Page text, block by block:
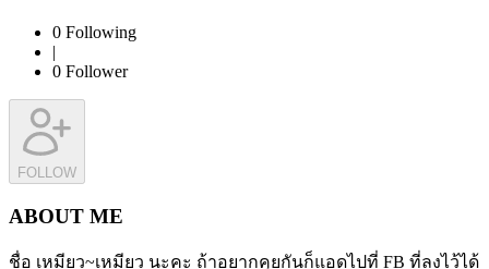
0 Following
|
0 Follower
FOLLOW
ABOUT ME
ชื่อ เหมียว~เหมียว นะคะ ถ้าอยากคุยกันก็แอดไปที่ FB ที่ลงไว้ได้